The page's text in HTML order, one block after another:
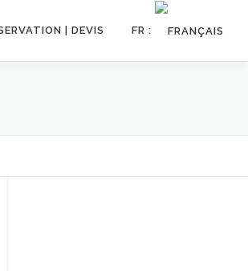
| DEVIS FR :